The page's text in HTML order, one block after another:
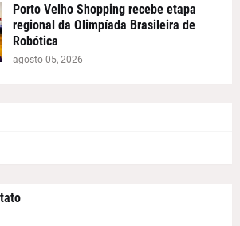
Porto Velho Shopping recebe etapa
regional da Olimpíada Brasileira de
Robótica
agosto 05, 2026